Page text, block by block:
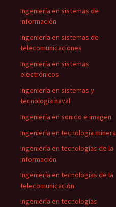
Ingeniería en sistemas de
información
Ingeniería en sistemas de
telecomunicaciones
Ingeniería en sistemas
electrónicos
Ingeniería en sistemas y
tecnología naval
Ingeniería en sonido e imagen
Ingeniería en tecnología minera
Ingeniería en tecnologías de la
información
Ingeniería en tecnologías de la
telecomunicación
Ingeniería en tecnologías